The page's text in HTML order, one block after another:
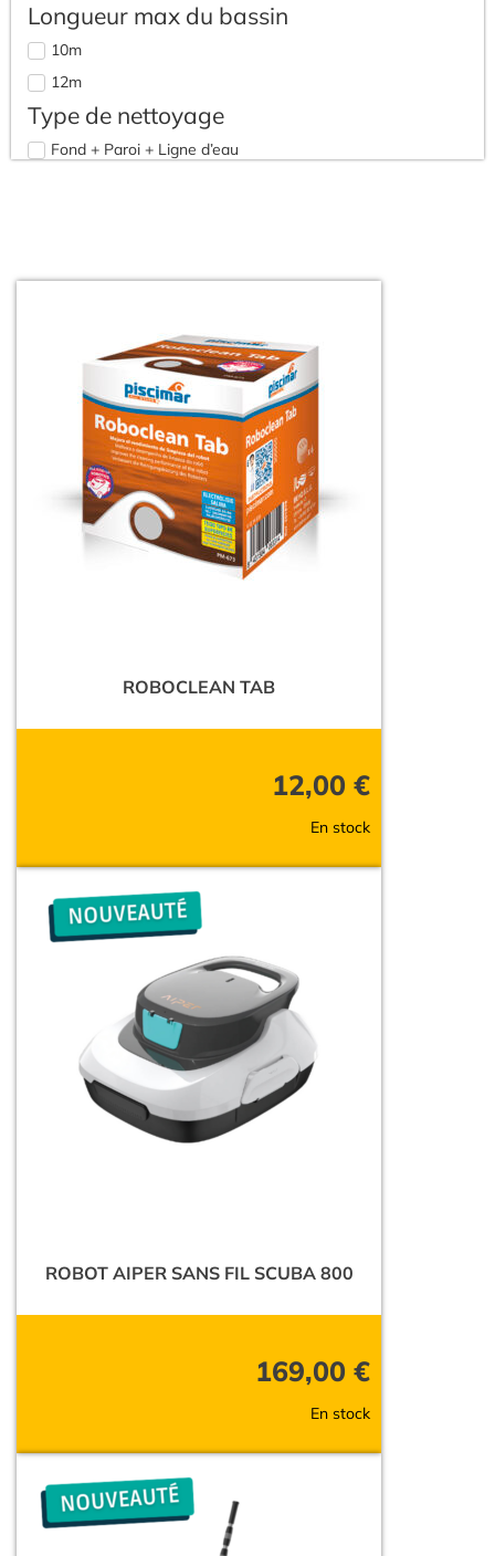
Longueur max du bassin
10m
12m
Type de nettoyage
Fond + Paroi + Ligne d’eau
ROBOCLEAN TAB
12,00 €
En stock
ROBOT AIPER SANS FIL SCUBA 800
169,00 €
En stock